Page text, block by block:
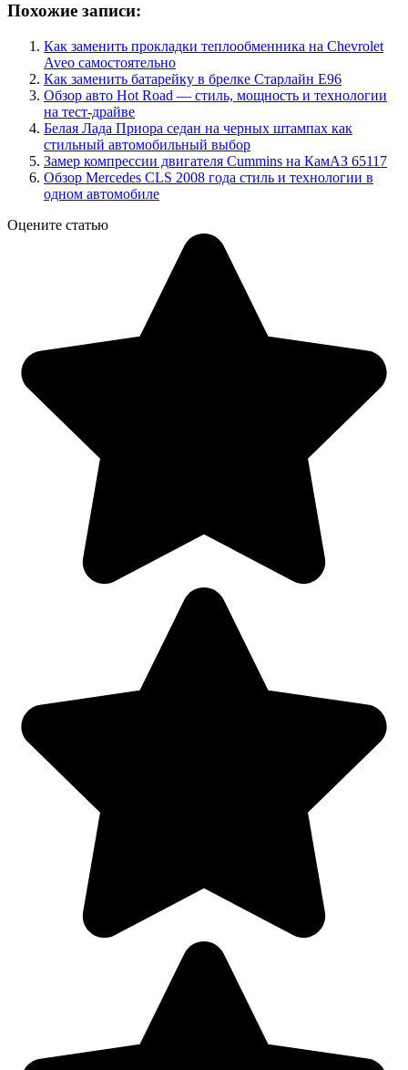
Похожие записи:
Как заменить прокладки теплообменника на Chevrolet
Aveo самостоятельно
Как заменить батарейку в брелке Старлайн Е96
Обзор авто Hot Road — стиль, мощность и технологии
на тест-драйве
Белая Лада Приора седан на черных штампах как
стильный автомобильный выбор
Замер компрессии двигателя Cummins на КамАЗ 65117
Обзор Mercedes CLS 2008 года стиль и технологии в
одном автомобиле
Оцените статью